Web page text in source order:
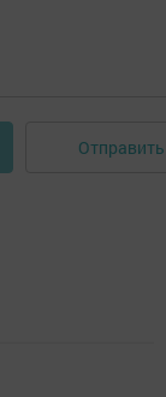
Отправить